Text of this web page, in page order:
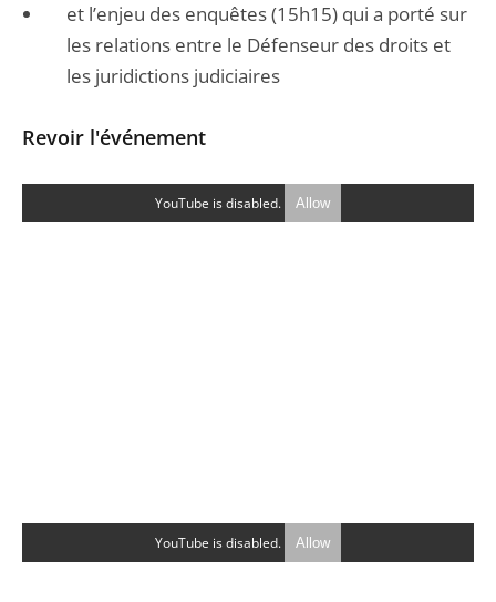
et l’enjeu des enquêtes (15h15) qui a porté sur
les relations entre le Défenseur des droits et
les juridictions judiciaires
Revoir l'événement
YouTube is disabled. Allow
YouTube is disabled. Allow